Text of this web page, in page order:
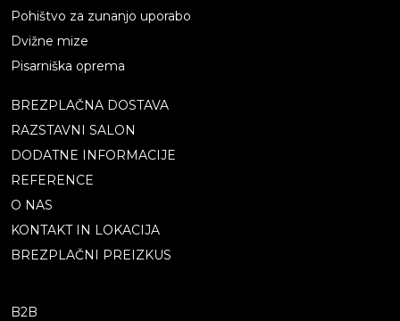
Pohištvo za zunanjo uporabo
Dvižne mize
Pisarniška oprema
BREZPLAČNA DOSTAVA
RAZSTAVNI SALON
DODATNE INFORMACIJE
REFERENCE
O NAS
KONTAKT IN LOKACIJA
BREZPLAČNI PREIZKUS
B2B